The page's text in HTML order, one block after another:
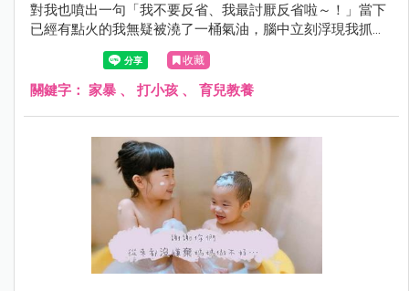
對我也噴出一句「我不要反省、我最討厭反省啦～！」當下
已經有點火的我無疑被澆了一桶氣油，腦中立刻浮現我抓起
她賞了兩巴掌的畫面，但⋯我忍下來了！我不發一語走到廚
房，然後喝了一杯水再走出來...
收藏
關鍵字： 家暴 、 打小孩 、 育兒教養